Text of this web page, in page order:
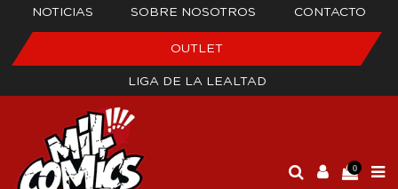
NOTICIAS SOBRE NOSOTROS CONTACTO
OUTLET
LIGA DE LA LEALTAD
0